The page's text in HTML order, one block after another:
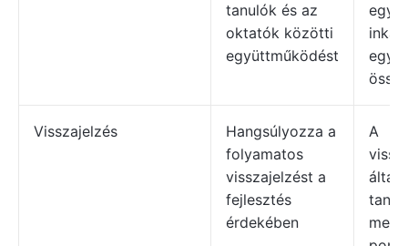
tanulók és az
oktatók közötti
együttműködést
Visszajelzés
Hangsúlyozza a
folyamatos
visszajelzést a
fejlesztés
érdekében
A